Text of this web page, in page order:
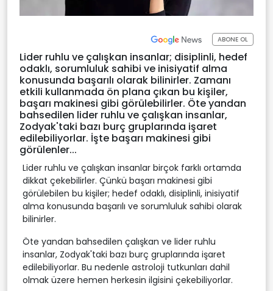
ABONE OL
Lider ruhlu ve çalışkan insanlar; disiplinli, hedef
odaklı, sorumluluk sahibi ve inisiyatif alma
konusunda başarılı olarak bilinirler. Zamanı
etkili kullanmada ön plana çıkan bu kişiler,
başarı makinesi gibi görülebilirler. Öte yandan
bahsedilen lider ruhlu ve çalışkan insanlar,
Zodyak'taki bazı burç gruplarında işaret
edilebiliyorlar. İşte başarı makinesi gibi
görülenler...
Lider ruhlu ve çalışkan insanlar birçok farklı ortamda
dikkat çekebilirler. Çünkü başarı makinesi gibi
görülebilen bu kişiler; hedef odaklı, disiplinli, inisiyatif
alma konusunda başarılı ve sorumluluk sahibi olarak
bilinirler.
Öte yandan bahsedilen çalışkan ve lider ruhlu
insanlar, Zodyak'taki bazı burç gruplarında işaret
edilebiliyorlar. Bu nedenle astroloji tutkunları dahil
olmak üzere hemen herkesin ilgisini çekebiliyorlar.